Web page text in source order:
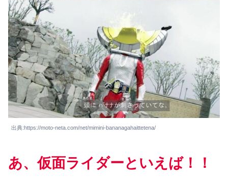
出典:https://moto-neta.com/net/mimini-bananagahaittetena/
あ、仮面ライダーといえば！！